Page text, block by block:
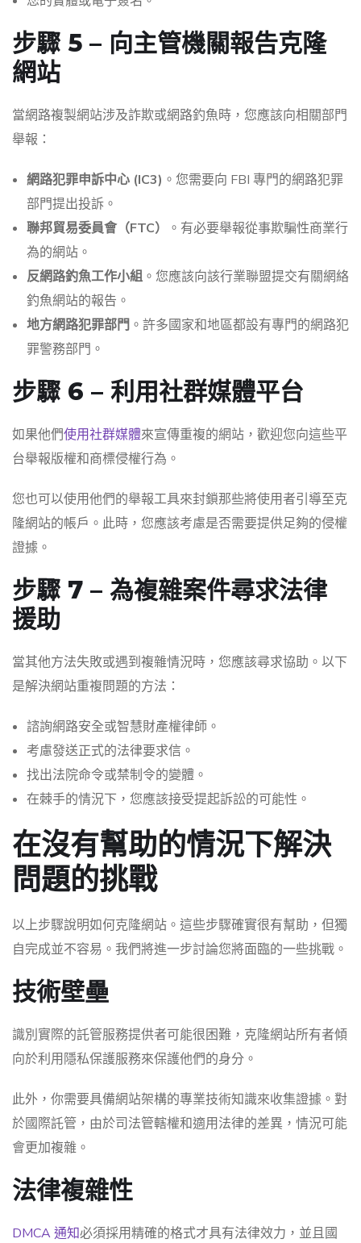
步驟 5 – 向主管機關報告克隆
網站
當網路複製網站涉及詐欺或網路釣魚時，您應該向相關部門
舉報：
網路犯罪申訴中心 (IC3) 。您需要向 FBI 專門的網路犯罪
部門提出投訴。
聯邦貿易委員會（FTC）
。有必要舉報從事欺騙性商業行
為的網站。
反網路釣魚工作小組 。您應該向該行業聯盟提交有關網絡
釣魚網站的報告。
地方網路犯罪部門 。許多國家和地區都設有專門的網路犯
罪警務部門。
步驟 6 – 利用社群媒體平台
如果他們使用社群媒體來宣傳重複的網站，歡迎您向這些平
台舉報版權和商標侵權行為。
您也可以使用他們的舉報工具來封鎖那些將使用者引導至克
隆網站的帳戶。此時，您應該考慮是否需要提供足夠的侵權
證據。
步驟 7 – 為複雜案件尋求法律
援助
當其他方法失敗或遇到複雜情況時，您應該尋求協助。以下
是解決網站重複問題的方法：
諮詢網路安全或智慧財產權律師。
考慮發送正式的法律要求信。
找出法院命令或禁制令的變體。
在棘手的情況下，您應該接受提起訴訟的可能性。
在沒有幫助的情況下解決
問題的挑戰
以上步驟說明如何克隆網站。這些步驟確實很有幫助，但獨
自完成並不容易。我們將進一步討論您將面臨的一些挑戰。
技術壁壘
識別實際的託管服務提供者可能很困難，克隆網站所有者傾
向於利用隱私保護服務來保護他們的身分。
此外，你需要具備網站架構的專業技術知識來收集證據。對
於國際託管，由於司法管轄權和適用法律的差異，情況可能
會更加複雜。
法律複雜性
DMCA 通知必須採用精確的格式才具有法律效力，並且國